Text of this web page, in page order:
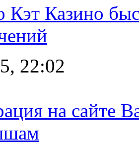
Кэт Казино
22:02
на сайте